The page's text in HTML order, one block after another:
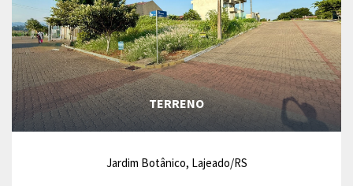
TERRENO
Jardim Botânico, Lajeado/RS